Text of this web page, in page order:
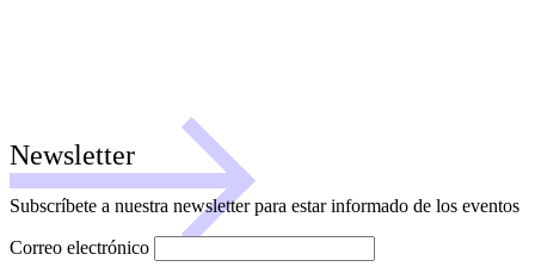
Newsletter
Subscríbete a nuestra newsletter para estar informado de los eventos
Correo electrónico